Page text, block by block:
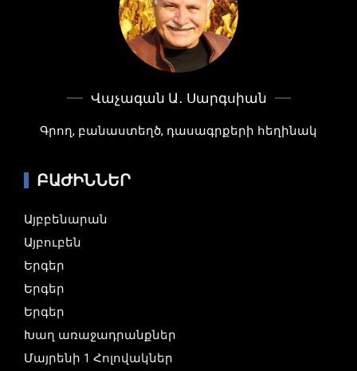
Վաչագան Ա․ Սարգսիան
Գրող, բանաստեղծ, դասագրքերի հեղինակ
ԲԱԺԻՆՆԵՐ
Այբբենարան
Այբուբեն
Երգեր
Երգեր
Երգեր
Խաղ առաջադրանքներ
Մայրենի 1 Հոլովակներ